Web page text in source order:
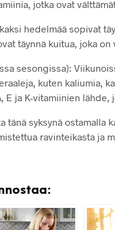
jotka ovat
hedelmää sopivat
täynnä kuitua, joka
sesongissa):
kuten kaliumia,
E ja K-vitamiinien
tänä syksynä ostamalla
ravinteikasta ja